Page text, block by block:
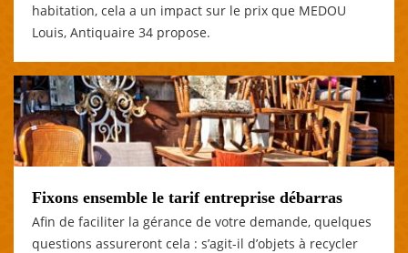
habitation, cela a un impact sur le prix que MEDOU
Louis, Antiquaire 34 propose.
Fixons ensemble le tarif entreprise débarras
Afin de faciliter la gérance de votre demande, quelques
questions assureront cela : s’agit-il d’objets à recycler